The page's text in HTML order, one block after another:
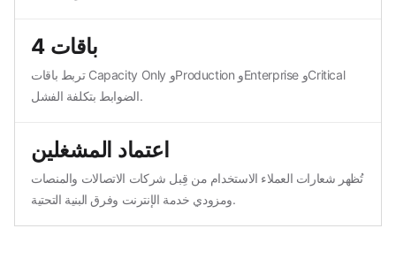
4 باقات
تربط باقات Capacity Only وProduction وEnterprise وCritical
الضوابط بتكلفة الفشل.
اعتماد المشغلين
تُظهر شعارات العملاء الاستخدام من قِبل شركات الاتصالات والمنصات
ومزودي خدمة الإنترنت وفرق البنية التحتية.